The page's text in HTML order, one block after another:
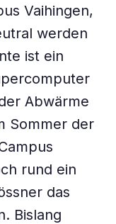
Vaihingen,
werden
ist ein
Abwärme
Sommer der
rund ein
das
Bislang